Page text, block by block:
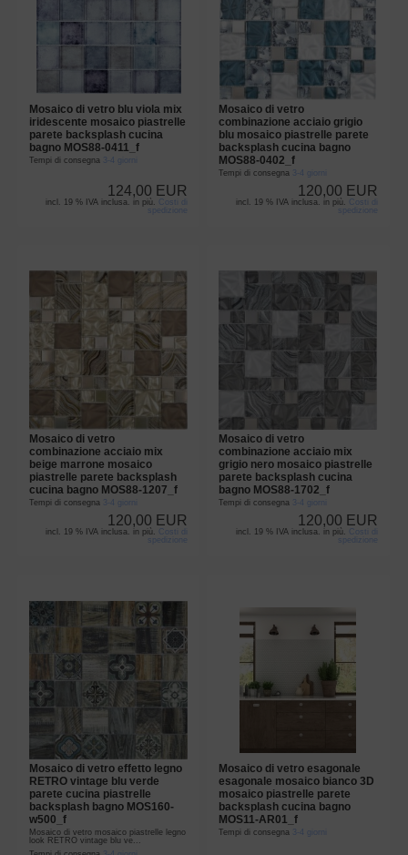
Mosaico di vetro blu viola mix
iridescente mosaico piastrelle
parete backsplash cucina
bagno MOS88-0411_f
Tempi di consegna 3-4 giorni
124,00 EUR
incl. 19 % IVA inclusa. in più.
Costi di
spedizione
Mosaico di vetro
combinazione acciaio grigio
blu mosaico piastrelle parete
backsplash cucina bagno
MOS88-0402_f
Tempi di consegna 3-4 giorni
120,00 EUR
incl. 19 % IVA inclusa. in più.
Costi di
spedizione
Mosaico di vetro
combinazione acciaio mix
beige marrone mosaico
piastrelle parete backsplash
cucina bagno MOS88-1207_f
Tempi di consegna 3-4 giorni
120,00 EUR
incl. 19 % IVA inclusa. in più.
Costi di
spedizione
Mosaico di vetro
combinazione acciaio mix
grigio nero mosaico piastrelle
parete backsplash cucina
bagno MOS88-1702_f
Tempi di consegna 3-4 giorni
120,00 EUR
incl. 19 % IVA inclusa. in più.
Costi di
spedizione
Mosaico di vetro effetto legno
RETRO vintage blu verde
parete cucina piastrelle
backsplash bagno MOS160-
w500_f
Mosaico di vetro mosaico piastrelle legno
look RETRO vintage blu ve...
Mosaico di vetro esagonale
esagonale mosaico bianco 3D
mosaico piastrelle parete
backsplash cucina bagno
MOS11-AR01_f
Tempi di consegna 3-4 giorni